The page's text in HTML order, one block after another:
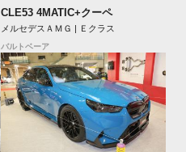
CLE53 4MATIC+クーペ
メルセデスＡＭＧ | Ｅクラス
バルトベーア